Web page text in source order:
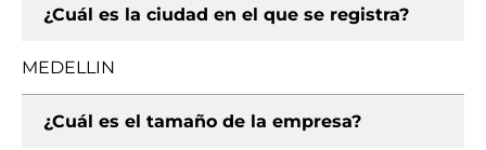
¿Cuál es la ciudad en el que se registra?
MEDELLIN
¿Cuál es el tamaño de la empresa?